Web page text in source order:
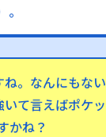
。
。なんにもない
て言えばポケッ
かね？